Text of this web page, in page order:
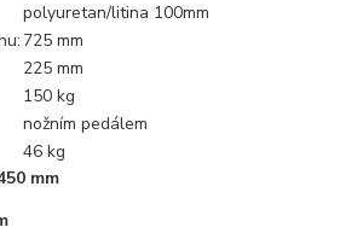
polyuretan/litina 100mm
725 mm
225 mm
150 kg
nožním pedálem
46 kg
mm